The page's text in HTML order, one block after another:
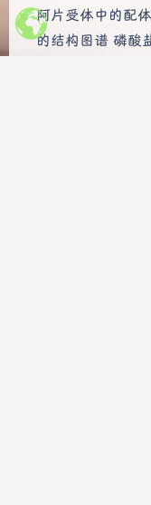
阿片受体中的配
的结构图谱 磷酸